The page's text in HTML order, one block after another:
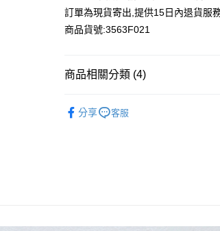
Apple Pay
全家付款取貨
訂單為現貨寄出,提供15日內退貨服
商品貨號:3563F021
商品相關分類 (4)
分享 客服